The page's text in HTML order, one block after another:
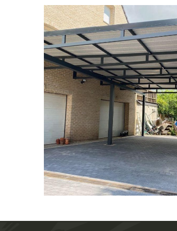
Carport sur-mesure avec
Billy-Berclau